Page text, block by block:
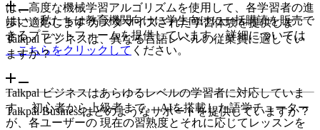
は、高度な機械学習アルゴリズムを使用して、各学習者の進
歩に適応します カスタマイズされた学習体験を提供しま
す。
はい、私たちは教育機関向けに学生向けに一括購読を販売で
きるプラットフォームを提供しています。 詳細については
、こちらをクリックして ください。
Talkpal ビジネスは、異なる言語レベルの従業員に適してい
ますか？
Talkpal ビジネスはあらゆるレベルの学習者に対応していま
す。 初心者から上級者まで。 AIを搭載した語学チューター
が、各ユーザーの 現在の習熟度とそれに応じてレッスンを
Talkpal Businessはどのようなサポートを提供していますか？